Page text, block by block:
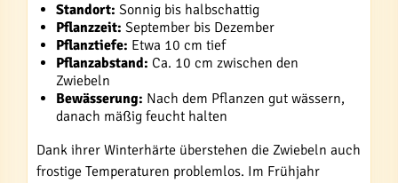
Standort: Sonnig bis halbschattig
Pflanzzeit: September bis Dezember
Pflanztiefe: Etwa 10 cm tief
Pflanzabstand: Ca. 10 cm zwischen den
Zwiebeln
Bewässerung: Nach dem Pflanzen gut wässern,
danach mäßig feucht halten
Dank ihrer Winterhärte überstehen die Zwiebeln auch
frostige Temperaturen problemlos. Im Frühjahr